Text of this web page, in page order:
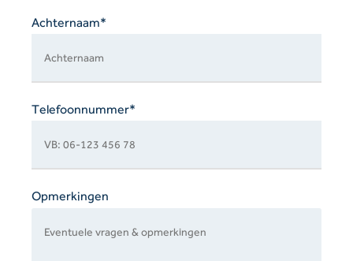
Achternaam*
Telefoonnummer*
Opmerkingen